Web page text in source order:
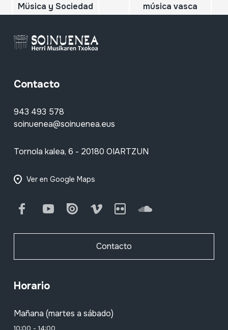
Müsica y Sociedad música vasca
Contacto
943 493 578
soinuenea@soinuenea.eus
Tornola kalea, 6 - 20180 OIARTZUN
Ver en Google Maps
FacebookYoutube Issuu Vimeo Flickr SoundCloud
Contacto
Horario
Mañana (martes a sábado)
10:00 - 14:00